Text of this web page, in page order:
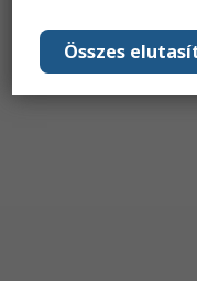
Összes